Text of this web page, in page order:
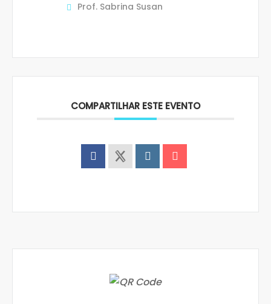
Prof. Sabrina Susan
COMPARTILHAR ESTE EVENTO